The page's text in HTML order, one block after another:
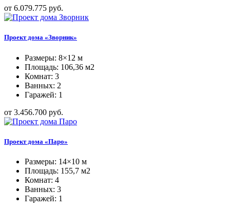
от 6.079.775 руб.
Проект дома «Зворник»
Размеры: 8×12 м
Площадь: 106,36 м2
Комнат: 3
Ванных: 2
Гаражей: 1
от 3.456.700 руб.
Проект дома «Паро»
Размеры: 14×10 м
Площадь: 155,7 м2
Комнат: 4
Ванных: 3
Гаражей: 1